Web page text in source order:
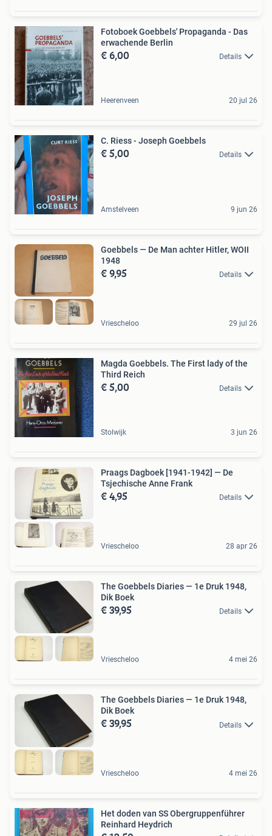
Fotoboek Goebbels' Propaganda - Das
erwachende Berlin
€ 6,00 Details
Heerenveen 20 jul 26
C. Riess - Joseph Goebbels
€ 5,00 Details
Amstelveen 9 jun 26
Goebbels — De Man achter Hitler, WOII
1948
€ 9,95 Details
Vriescheloo 29 jul 26
Magda Goebbels. The First lady of the
Third Reich
€ 5,00 Details
Stolwijk 3 jun 26
Praags Dagboek [1941-1942] — De
Tsjechische Anne Frank
€ 4,95 Details
Vriescheloo 28 apr 26
The Goebbels Diaries — 1e Druk 1948,
Dik Boek
€ 39,95 Details
Vriescheloo 4 mei 26
The Goebbels Diaries — 1e Druk 1948,
Dik Boek
€ 39,95 Details
Vriescheloo 4 mei 26
Het doden van SS Obergruppenführer
Reinhard Heydrich